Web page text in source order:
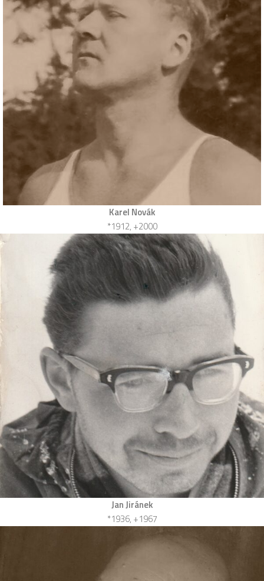
Karel Novák
*1912, +2000
Jan Jiránek
*1936, +1967